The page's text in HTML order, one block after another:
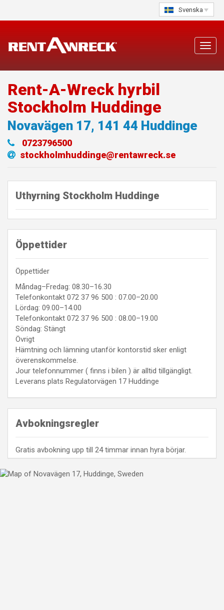
Svenska
Rent-A-Wreck hyrbil
Stockholm Huddinge
Novavägen 17, 141 44 Huddinge
0723796500
stockholmhuddinge@rentawreck.se
Uthyrning Stockholm Huddinge
Avbokningsregler
Gratis avbokning upp till 24 timmar innan hyra börjar.
Öppettider
Öppettider
Måndag–Fredag: 08.30–16.30
Telefonkontakt 072 37 96 500 : 07.00–20.00
Lördag: 09.00–14.00
Telefonkontakt 072 37 96 500 : 08.00–19.00
Söndag: Stängt
Övrigt
Hämtning och lämning utanför kontorstid sker enligt
överenskommelse.
Jour telefonnummer ( finns i bilen ) är alltid tillgängligt.
Leverans plats Regulatorvägen 17 Huddinge